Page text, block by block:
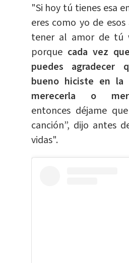
"Si hoy tú tienes esa
eres como yo de
tener al amor de tú
porque cada vez
puedes agradecer
bueno hiciste en la
merecerla o
entonces déjame
canción”, dijo antes
vidas".